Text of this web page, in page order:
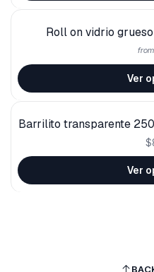
Roll on vidrio
from
Ver
Barrilito transparente
Ver